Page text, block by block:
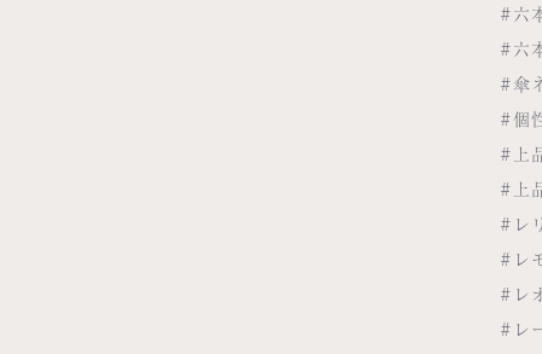
#六
#六
#傘
#個
#上
#上
#レ
#レ
#レ
#レ